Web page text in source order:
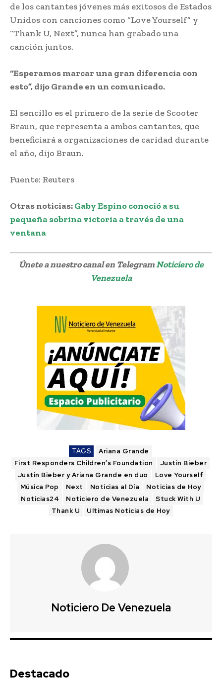
de los cantantes jóvenes más exitosos de Estados
Unidos con canciones como “Love Yourself” y
“Thank U, Next”, nunca han grabado una
canción juntos.
“Esperamos marcar una gran diferencia con
esto”, dijo Grande en un comunicado.
El sencillo es el primero de la serie de Scooter
Braun, que representa a ambos cantantes, que
beneficiará a organizaciones de caridad durante
el año, dijo Braun.
Fuente: Reuters
Otras noticias:Gaby Espino conoció a su
pequeña sobrina victoria a través de una
ventana
Únete a nuestro canal en TelegramNoticiero de
Venezuela
TAGS
Ariana Grande
First Responders Children’s Foundation
Justin Bieber
Justin Bieber y Ariana Grande en duo
Love Yourself
Música Pop
Next Noticias al Día
Noticias de Hoy
Noticias24
Noticiero de Venezuela
Stuck With U
Thank U
Ultimas Noticias de Hoy
Noticiero De Venezuela
Destacado